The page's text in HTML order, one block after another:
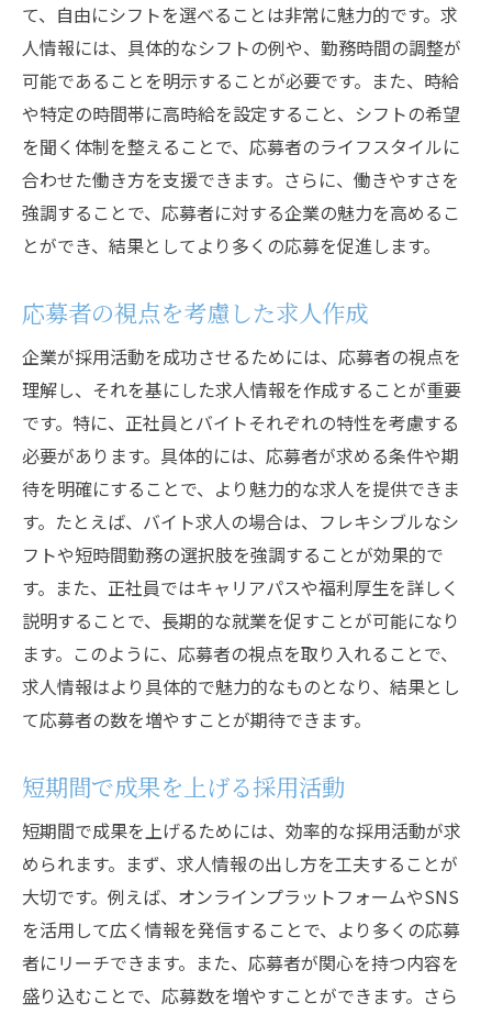
て、自由にシフトを選べることは非常に魅力的です。求
人情報には、具体的なシフトの例や、勤務時間の調整が
可能であることを明示することが必要です。また、時給
や特定の時間帯に高時給を設定すること、シフトの希望
を聞く体制を整えることで、応募者のライフスタイルに
合わせた働き方を支援できます。さらに、働きやすさを
強調することで、応募者に対する企業の魅力を高めるこ
とができ、結果としてより多くの応募を促進します。
応募者の視点を考慮した求人作成
企業が採用活動を成功させるためには、応募者の視点を
理解し、それを基にした求人情報を作成することが重要
です。特に、正社員とバイトそれぞれの特性を考慮する
必要があります。具体的には、応募者が求める条件や期
待を明確にすることで、より魅力的な求人を提供できま
す。たとえば、バイト求人の場合は、フレキシブルなシ
フトや短時間勤務の選択肢を強調することが効果的で
す。また、正社員ではキャリアパスや福利厚生を詳しく
説明することで、長期的な就業を促すことが可能になり
ます。このように、応募者の視点を取り入れることで、
求人情報はより具体的で魅力的なものとなり、結果とし
て応募者の数を増やすことが期待できます。
短期間で成果を上げる採用活動
短期間で成果を上げるためには、効率的な採用活動が求
められます。まず、求人情報の出し方を工夫することが
大切です。例えば、オンラインプラットフォームやSNS
を活用して広く情報を発信することで、より多くの応募
者にリーチできます。また、応募者が関心を持つ内容を
盛り込むことで、応募数を増やすことができます。さら